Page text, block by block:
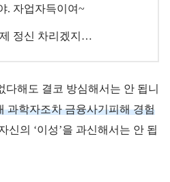
. 자업자득이여~
정신 차리겠지…
다해도 결코 방심해서는 안 됩니
과학자조차 금융사기피해 경험
신의 ‘이성’을 과신해서는 안 됩